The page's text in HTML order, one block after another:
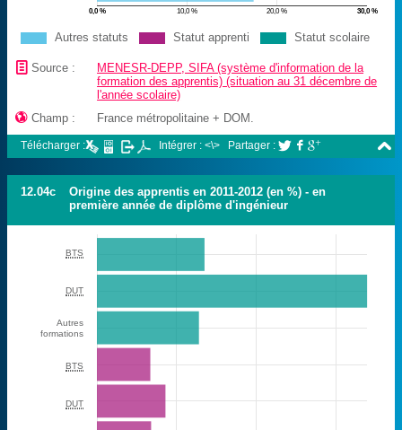
10,0 % 20,0 %
0,0 % 30,0 %
Autres statuts Statut apprenti Statut scolaire
📄 Source :
MENESR-DEPP, SIFA (système d'information de la
formation des apprentis) (situation au 31 décembre de
l'année scolaire)
 Champ : France métropolitaine + DOM.

Télécharger : Intégrer : <\> Partager :   
12.04c
Origine des apprentis en 2011-2012 (en %) - en
première année de diplôme d'ingénieur
BTS
DUT
Autres
formations
BTS
DUT